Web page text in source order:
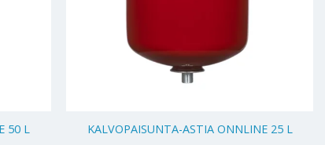
50 L
KALVOPAISUNTA-ASTIA ONNLINE 25 L